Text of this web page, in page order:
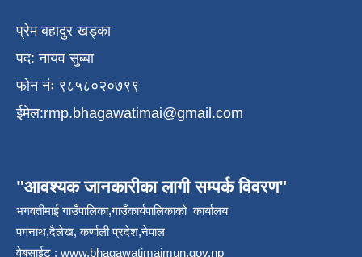
प्रेम बहादुर खड्का
पद: नायव सुब्बा
फोन नंः ९८५८०२०७९९
ईमेल:rmp.bhagawatimai@gmail.com
"आवश्यक जानकारीका लागी सम्पर्क विवरण"
भगवतीमाई गाउँपालिका,गाउँकार्यपालिकाको कार्यालय
पगनाथ,दैलेख, कर्णाली प्रदेश,नेपाल
वेबसाईट : www.bhagawatimaimun.gov.np